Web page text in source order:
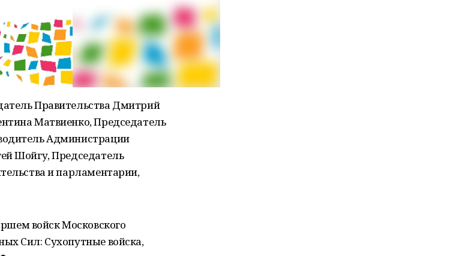
Правительства Дмитрий
Матвиенко, Председатель
Администрации
Шойгу, Председатель
и парламентарии,
войск Московского
Сил: Сухопутные войска,